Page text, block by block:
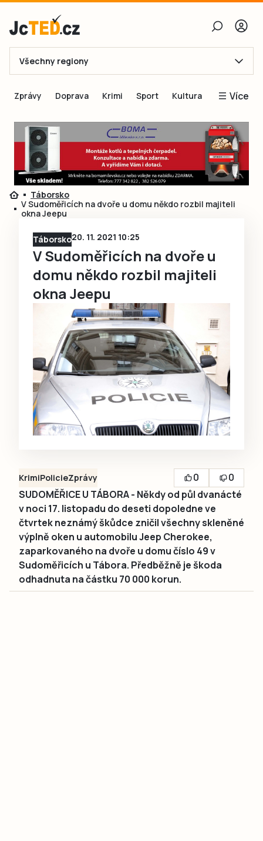
E-mail
Obnovit heslo
Přihlásit se
Ještě nemám účet, chci se
Všechny regiony
Zprávy Doprava Krimi Sport Kultura Více
Blogy
Inspirace
Čtenáři píší
Speciální přílohy
Táborsko
V Sudoměřicích na dvoře u domu někdo rozbil majiteli
okna Jeepu
Táborsko20. 11. 2021 10:25
V Sudoměřicích na dvoře u
domu někdo rozbil majiteli
okna Jeepu
KrimiPolicieZprávy 0
0
SUDOMĚŘICE U TÁBORA - Někdy od půl dvanácté
v noci 17. listopadu do deseti dopoledne ve
čtvrtek neznámý škůdce zničil všechny skleněné
výplně oken u automobilu Jeep Cherokee,
zaparkovaného na dvoře u domu číslo 49 v
Sudoměřicích u Tábora. Předběžně je škoda
odhadnuta na částku 70 000 korun.